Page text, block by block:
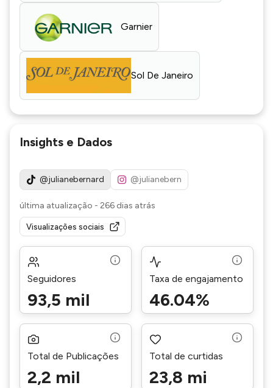
Garnier
Sol De Janeiro
Insights e Dados
@julianebernard @julianebern
última atualização - 266 dias atrás
Visualizações sociais
Seguidores
93,5 mil
Taxa de engajamento
46.04%
Total de Publicações
2,2 mil
Total de curtidas
23,8 mi